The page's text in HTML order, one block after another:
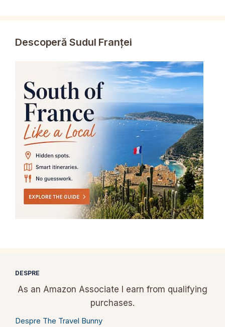
Descoperă Sudul Franței
DESPRE
As an Amazon Associate I earn from qualifying
purchases.
Despre The Travel Bunny